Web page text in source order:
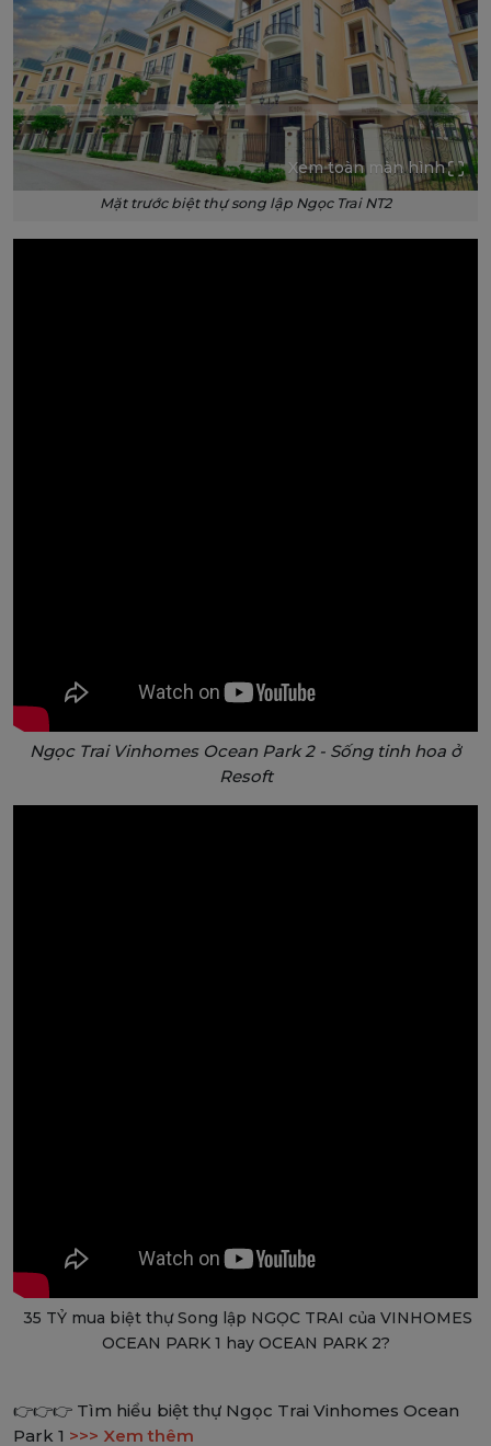
Xem toàn màn hình
Mặt trước biệt thự song lập Ngọc Trai NT2
Ngọc Trai Vinhomes Ocean Park 2 - Sống tinh hoa ở
Resoft
35 TỶ mua biệt thự Song lập NGỌC TRAI của VINHOMES
OCEAN PARK 1 hay OCEAN PARK 2?
👉👉👉 Tìm hiểu biệt thự Ngọc Trai Vinhomes Ocean
Park 1 >>> Xem thêm